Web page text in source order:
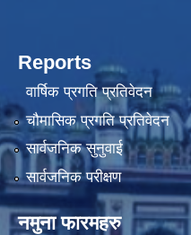
Reports
वार्षिक प्रगति प्रतिवेदन
चौमासिक प्रगति प्रतिवेदन
सार्वजनिक सुनुवाई
सार्वजनिक परीक्षण
नमुना फारमहरु